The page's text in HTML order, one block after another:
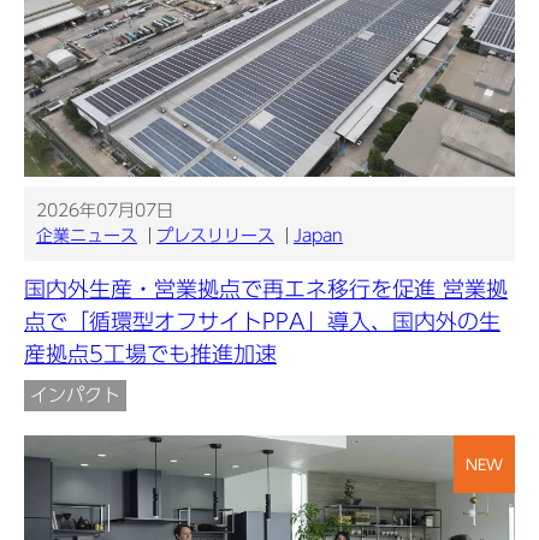
2026年07月07日
企業ニュース
プレスリリース Japan
国内外生産・営業拠点で再エネ移行を促進 営業拠
点で「循環型オフサイトPPA」導入、国内外の生
産拠点5工場でも推進加速
インパクト
NEW